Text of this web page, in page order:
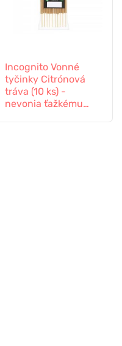
Incognito Vonné
tyčinky Citrónová
tráva (10 ks) -
nevonia ťažkému